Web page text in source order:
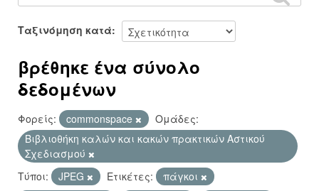
Σχετικά
Ταξινόμηση κατά
βρέθηκε ένα σύνολο
δεδομένων
Φορείς: commonspace
Ομάδες:
Βιβλιοθήκη καλών και κακών πρακτικών Αστικού
Σχεδιασμού
Τύποι:
JPEG Ετικέτες:
πάγκοι